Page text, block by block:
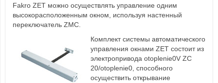
Fakro ZET можно осуществлять управление одним
высокорасположенным окном, используя настенный
переключатель ZMC.
Комплект системы автоматического
управления окнами ZET состоит из
электропривода otoplenie0V ZC
20/otoplenie0, способного
осуществить открывание